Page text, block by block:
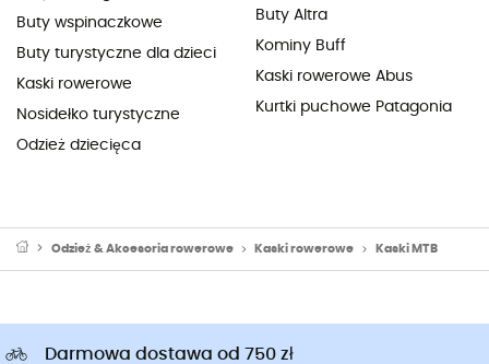
Buty wspinaczkowe
Buty turystyczne dla dzieci
Kaski rowerowe
Nosidełko turystyczne
Odzież dziecięca
Buty Altra
Kominy Buff
Kaski rowerowe Abus
Kurtki puchowe Patagonia
Odzież & Akcesoria rowerowe Kaski rowerowe Kaski MTB
Darmowa dostawa od 750 zł